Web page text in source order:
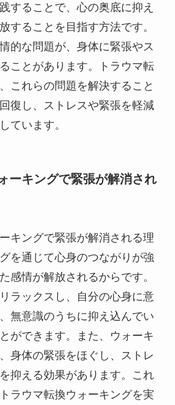
することで、心の奥底に抑え
することを目指す方法です。
的な問題が、身体に緊張やス
ことがあります。トラウマ転
これらの問題を解決すること
復し、ストレスや緊張を軽減
ています。
ーキングで緊張が解消され
キングで緊張が解消される理
を通じて心身のつながりが強
感情が解放されるからです。
ラックスし、自分の心身に意
無意識のうちに抑え込んでい
ができます。また、ウォーキ
身体の緊張をほぐし、ストレ
抑える効果があります。これ
ラウマ転換ウォーキングを実